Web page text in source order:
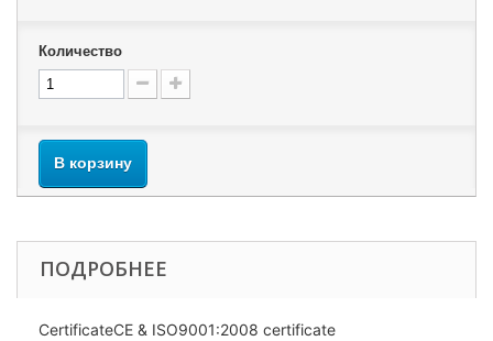
Количество
В корзину
ПОДРОБНЕЕ
CertificateCE & ISO9001:2008 certificate